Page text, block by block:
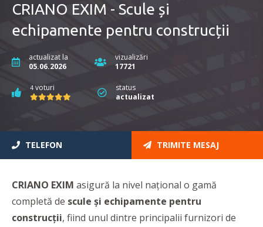
CRIANO EXIM - Scule și
echipamente pentru construcții
actualizat la
05.06.2026
vizualizări
17721
4 voturi
status
actualizat
TELEFON TRIMITE MESAJ
CRIANO EXIM asigură la nivel național o gamă
completă de scule și echipamente pentru
construcții, fiind unul dintre principalii furnizori de